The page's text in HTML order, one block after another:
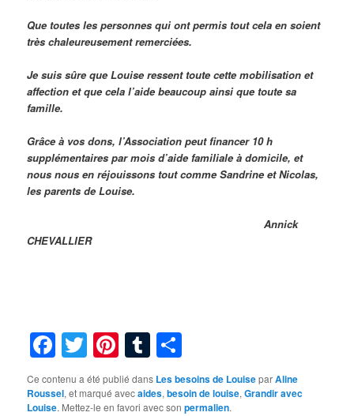
Que toutes les personnes qui ont permis tout cela en soient
très chaleureusement remerciées.
Je suis sûre que Louise ressent toute cette mobilisation et
affection et que cela l’aide beaucoup ainsi que toute sa
famille.
Grâce à vos dons, l’Association peut financer 10 h
supplémentaires par mois d’aide familiale à domicile, et
nous nous en réjouissons tout comme Sandrine et Nicolas,
les parents de Louise.
Annick
CHEVALLIER
Facebook
Twitter
Pinterest
Tumblr
Ce contenu a été publié dans Les besoins de LouiseparAline
Roussel, et marqué avecaides,besoin de louise,Grandir avec
Louise. Mettez-le en favori avec sonpermalien.